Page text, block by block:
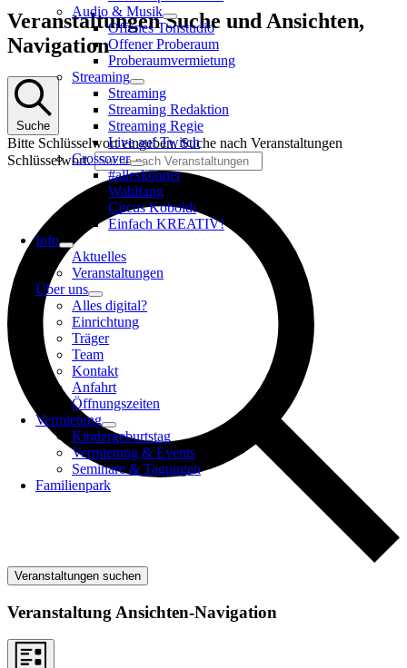
Audio & Musik
Offenes Tonstudio
Offener Proberaum
Proberaumvermietung
Streaming
Streaming
Streaming Redaktion
Streaming Regie
Live auf Twitch
Crossover
#alleskönner
Wahlfang
Circus Koboldi
Einfach KREATIV!
Info
Aktuelles
Veranstaltungen
Über uns
Alles digital?
Einrichtung
Träger
Team
Kontakt
Anfahrt
Öffnungszeiten
Vermietung
Kindergeburtstag
Vermietung & Events
Seminare & Tagungen
Familienpark
Veranstaltungen
Veranstaltungen Suche und Ansichten,
Navigation
Suche
Bitte Schlüsselwort eingeben. Suche nach Veranstaltungen
Schlüsselwort.
Veranstaltungen suchen
Veranstaltung Ansichten-Navigation